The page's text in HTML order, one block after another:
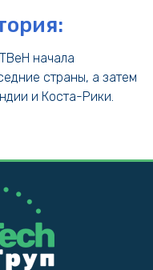
начала
страны, а затем
и Коста-Рики.